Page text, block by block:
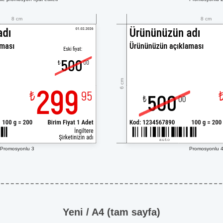
8 cm
Promosyonlu 3
8 cm
Promosyonlu 4
6 cm
Yeni / A4 (tam sayfa)